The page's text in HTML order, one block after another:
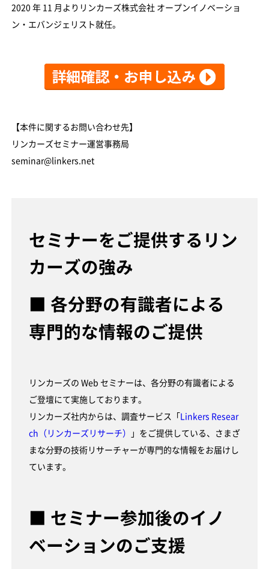
2020 年 11 月よりリンカーズ株式会社 オープンイノベーショ
ン・エバンジェリスト就任。
【本件に関するお問い合わせ先】
リンカーズセミナー運営事務局
seminar@linkers.net
セミナーをご提供するリン
カーズの強み
■ 各分野の有識者による
専門的な情報のご提供
リンカーズの Web セミナーは、各分野の有識者による
ご登壇にて実施しております。
リンカーズ社内からは、調査サービス「 Linkers Resear
ch（リンカーズリサーチ）
」をご提供している、さまざ
まな分野の技術リサーチャーが専門的な情報をお届けし
ています。
■ セミナー参加後のイノ
ベーションのご支援